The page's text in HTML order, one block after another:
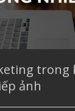
trong
ảnh